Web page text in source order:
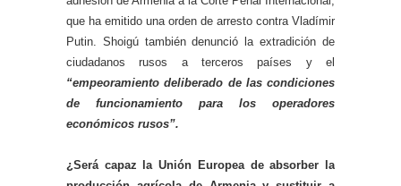
que ha emitido una orden de arresto contra Vladímir
Putin. Shoigú también denunció la extradición de
ciudadanos rusos a terceros países y el
“empeoramiento deliberado de las condiciones
de funcionamiento para los operadores
económicos rusos”.
¿Será capaz la Unión Europea de absorber la